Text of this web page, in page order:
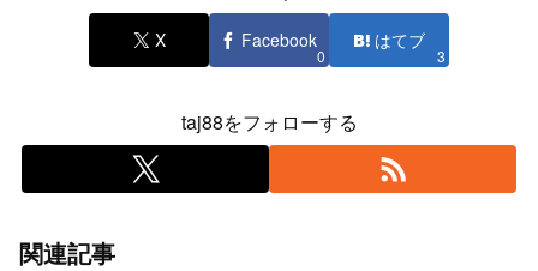
X Facebook
0
はてブ
3
taj88をフォローする
関連記事